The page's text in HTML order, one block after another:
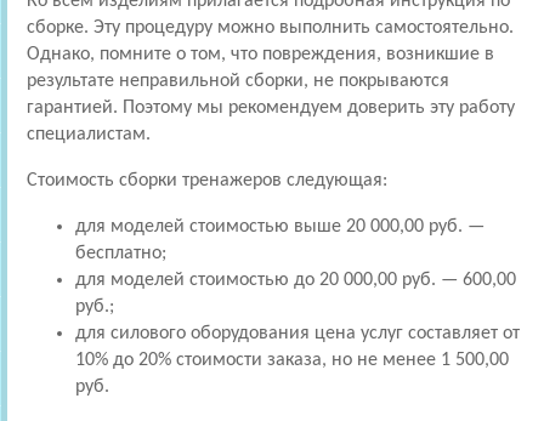
сборке. Эту процедуру можно выполнить самостоятельно.
Однако, помните о том, что повреждения, возникшие в
результате неправильной сборки, не покрываются
гарантией. Поэтому мы рекомендуем доверить эту работу
специалистам.
Стоимость сборки тренажеров следующая:
для моделей стоимостью выше 20 000,00 руб. —
бесплатно;
для моделей стоимостью до 20 000,00 руб. — 600,00
руб.;
для силового оборудования цена услуг составляет от
10% до 20% стоимости заказа, но не менее 1 500,00
руб.